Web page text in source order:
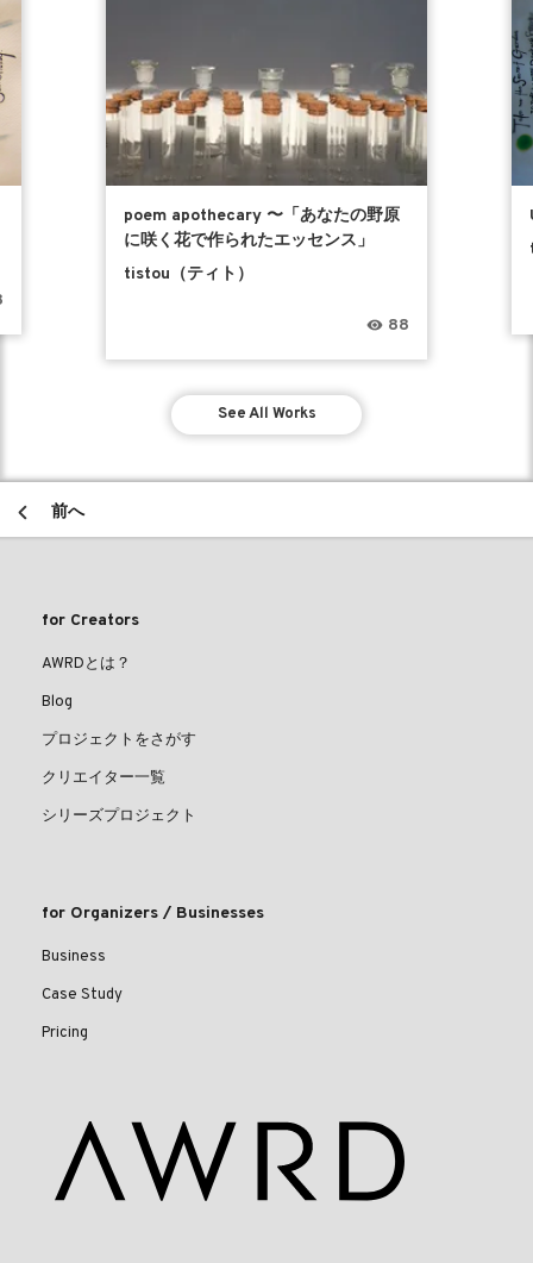
poem apothecary 〜「あなたの野原
に咲く花で作られたエッセンス」
tistou（ティト）
88
See All Works
前へ
for Creators
AWRDとは？
Blog
プロジェクトをさがす
クリエイター一覧
シリーズプロジェクト
for Organizers / Businesses
Business
Case Study
Pricing